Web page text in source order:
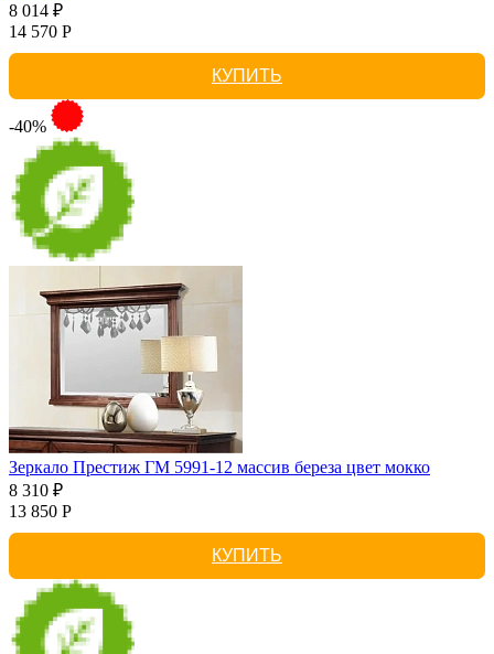
8 014 ₽
14 570 Р
КУПИТЬ
-40%
Зеркало Престиж ГМ 5991-12 массив береза цвет мокко
8 310 ₽
13 850 Р
КУПИТЬ